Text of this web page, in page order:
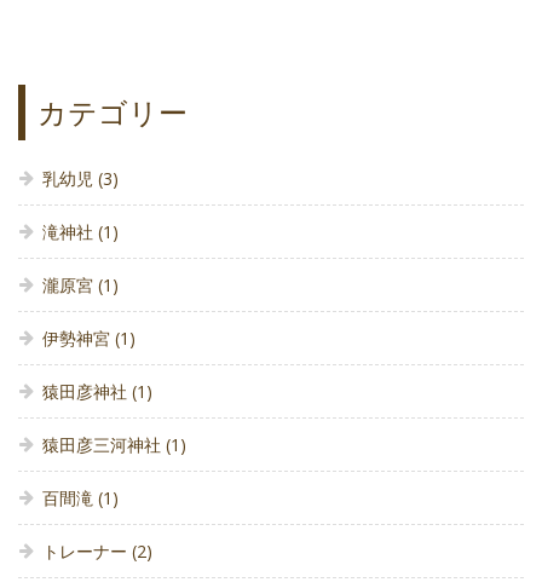
カテゴリー
乳幼児 (3)
滝神社 (1)
瀧原宮 (1)
伊勢神宮 (1)
猿田彦神社 (1)
猿田彦三河神社 (1)
百間滝 (1)
トレーナー (2)